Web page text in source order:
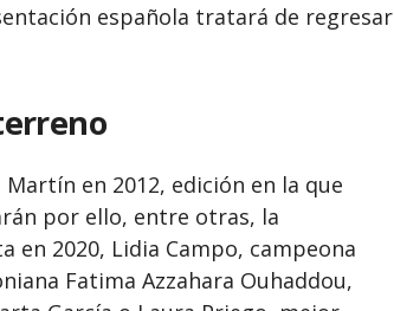
española tratará de regresar
en 2012, edición en la que
por ello, entre otras, la
en 2020, Lidia Campo, campeona
Fatima Azzahara Ouhaddou,